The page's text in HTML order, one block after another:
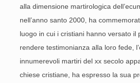
alla dimensione martirologica
nell’anno santo 2000, ha
luogo in cui i cristiani hanno versato il
rendere testimonianza alla loro fede,
innumerevoli martiri del xx secolo
chiese cristiane, ha espresso la sua